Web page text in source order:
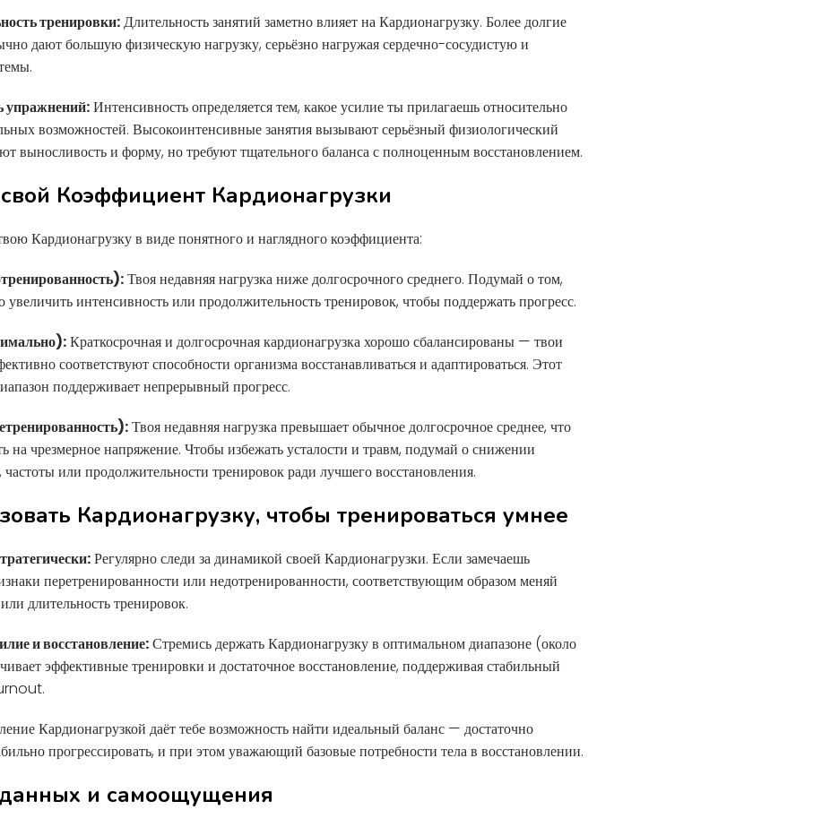
тренировки:Длительность занятий заметно влияет на Кардионагрузку. Более долгие
дают большую физическую нагрузку, серьёзно нагружая сердечно-сосудистую и
упражнений:Интенсивность определяется тем, какое усилие ты прилагаешь относительно
возможностей. Высокоинтенсивные занятия вызывают серьёзный физиологический
выносливость и форму, но требуют тщательного баланса с полноценным восстановлением.
Коэффициент Кардионагрузки
Кардионагрузку в виде понятного и наглядного коэффициента:
Твоя недавняя нагрузка ниже долгосрочного среднего. Подумай о том,
интенсивность или продолжительность тренировок, чтобы поддержать прогресс.
Краткосрочная и долгосрочная кардионагрузка хорошо сбалансированы — твои
соответствуют способности организма восстанавливаться и адаптироваться. Этот
поддерживает непрерывный прогресс.
Твоя недавняя нагрузка превышает обычное долгосрочное среднее, что
на чрезмерное напряжение. Чтобы избежать усталости и травм, подумай о снижении
или продолжительности тренировок ради лучшего восстановления.
Кардионагрузку, чтобы тренироваться умнее
Регулярно следи за динамикой своей Кардионагрузки. Если замечаешь
перетренированности или недотренированности, соответствующим образом меняй
длительность тренировок.
и восстановление:Стремись держать Кардионагрузку в оптимальном диапазоне (около
эффективные тренировки и достаточное восстановление, поддерживая стабильный
Кардионагрузкой даёт тебе возможность найти идеальный баланс — достаточно
прогрессировать, и при этом уважающий базовые потребности тела в восстановлении.
и самоощущения